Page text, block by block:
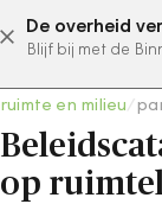
De overheid
Blijf bij met de
ruimte en milieu
op